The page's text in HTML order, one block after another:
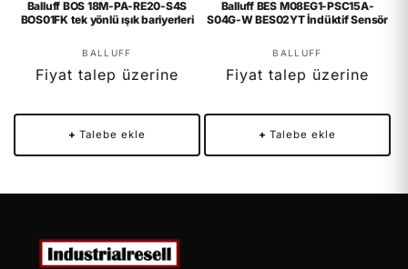
Balluff BOS 18M-PA-RE20-S4S
BOS01FK tek yönlü ışık bariyerleri
Satıcı:
BALLUFF
Fiyat talep üzerine
+ Talebe ekle
Balluff BES M08EG1-PSC15A-
S04G-W BES02YT İndüktif Sensör
Satıcı:
BALLUFF
Fiyat talep üzerine
+ Talebe ekle